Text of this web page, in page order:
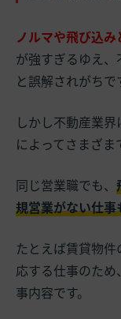
ノルマや飛び込
が強すぎるゆえ
と誤解されがちで
しかし不動産業
によってさまざま
同じ営業職でも、
規営業がない仕事
たとえば賃貸物
応する仕事のた
事内容です。